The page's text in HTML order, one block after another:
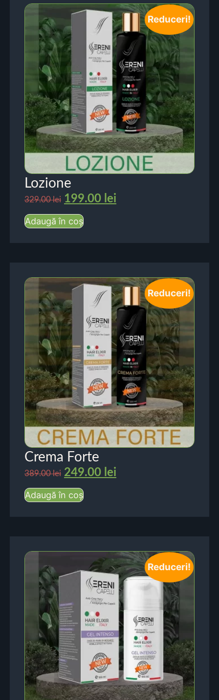
Reduceri!
Lozione
329.00lei 199.00 lei
Adaugă în coș
Reduceri!
Crema Forte
389.00lei 249.00 lei
Adaugă în coș
Reduceri!